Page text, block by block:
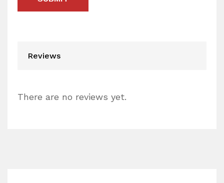
Reviews
There are no reviews yet.